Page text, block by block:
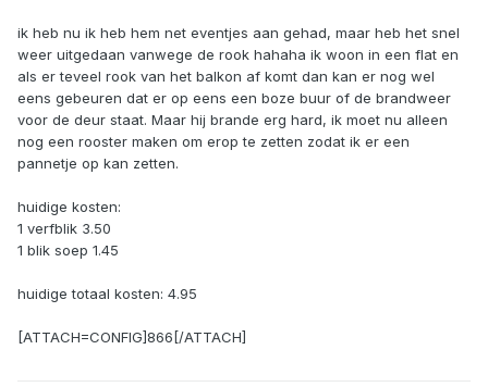
ik heb nu ik heb hem net eventjes aan gehad, maar heb het snel
weer uitgedaan vanwege de rook hahaha ik woon in een flat en
als er teveel rook van het balkon af komt dan kan er nog wel
eens gebeuren dat er op eens een boze buur of de brandweer
voor de deur staat. Maar hij brande erg hard, ik moet nu alleen
nog een rooster maken om erop te zetten zodat ik er een
pannetje op kan zetten.
huidige kosten:
1 verfblik 3.50
1 blik soep 1.45
huidige totaal kosten: 4.95
[ATTACH=CONFIG]866[/ATTACH]